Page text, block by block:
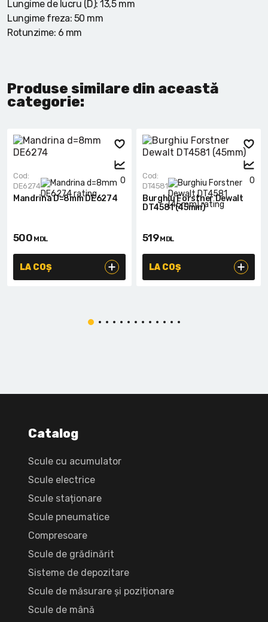
Lungime de lucru (D): 13,5 mm
Lungime freza: 50 mm
Rotunzime: 6 mm
Produse similare din această
categorie:
0
Cod:
DE6274
Mandrina D=8mm DE6274
500 MDL
LA COȘ
0
Cod:
DT4581
Burghiu Forstner Dewalt
DT4581 (45mm)
519MDL
LA COȘ
Catalog
Scule cu acumulator
Scule electrice
Scule staționare
Scule pneumatice
Compresoare
Scule de grădinărit
Sisteme de depozitare
Scule de măsurare și poziționare
Scule de mână